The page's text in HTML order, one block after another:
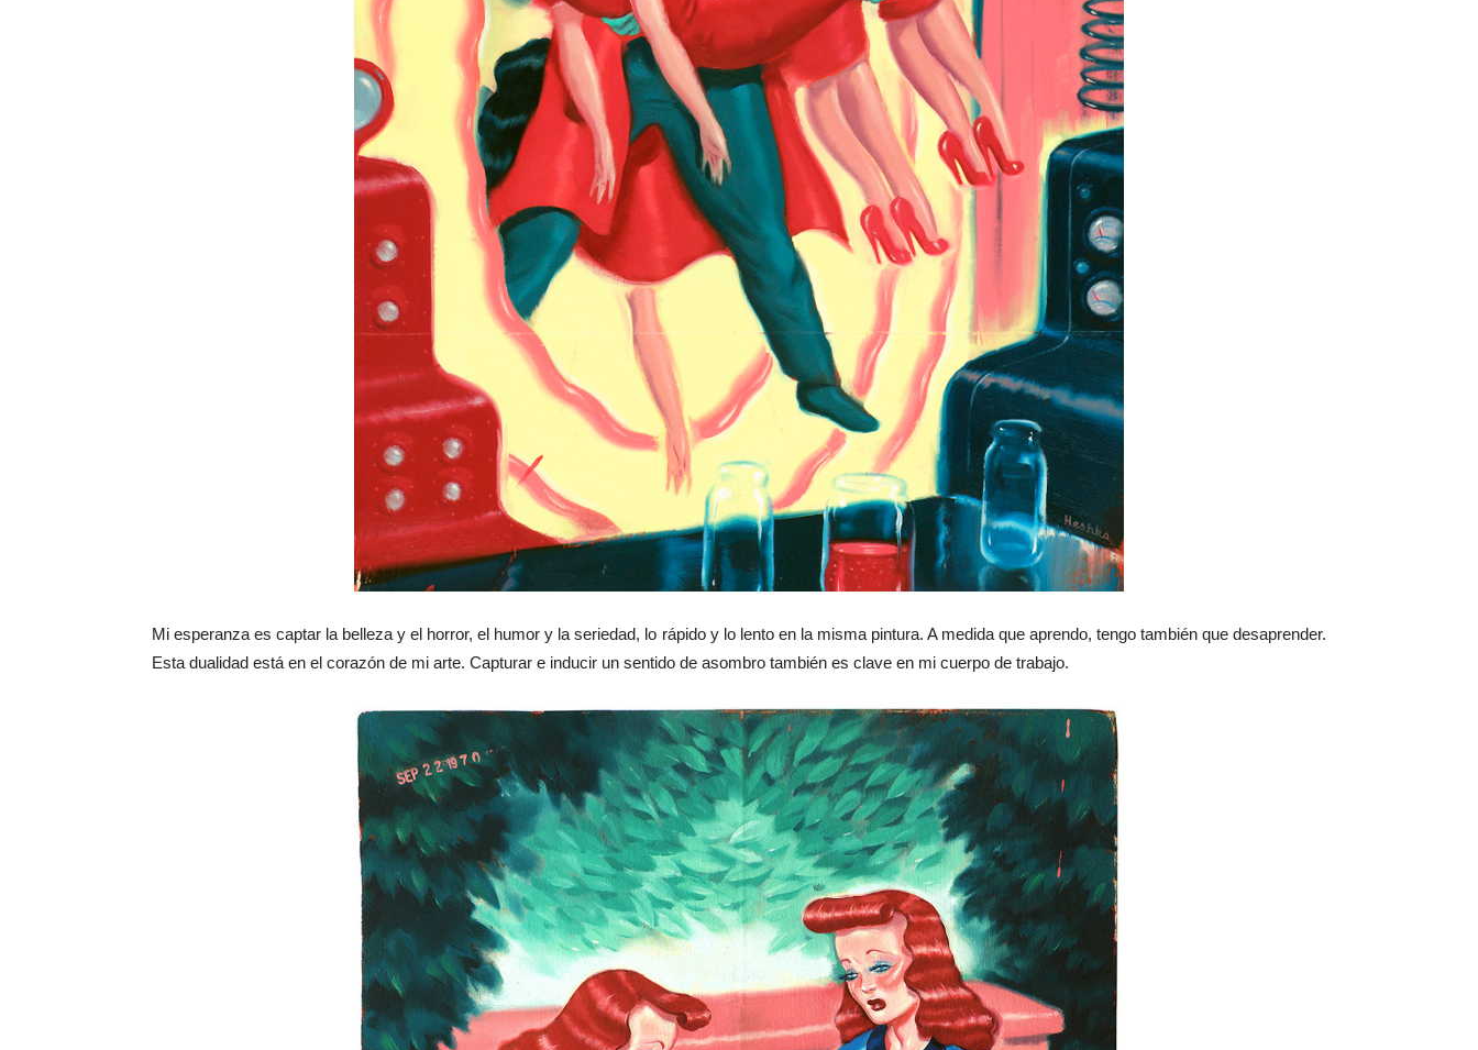
Mi esperanza es captar la belleza y el horror, el humor y la seriedad, lo rápido y lo lento en la misma pintura. A medida que aprendo, tengo también que desaprender.
Esta dualidad está en el corazón de mi arte. Capturar e inducir un sentido de asombro también es clave en mi cuerpo de trabajo.